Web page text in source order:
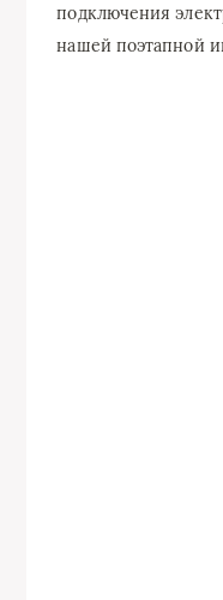
подключения
нашей поэтапной